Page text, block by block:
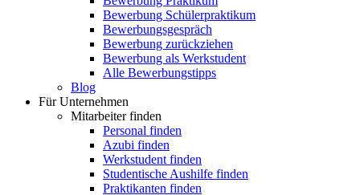
Bewerbung Schülerpraktikum
Bewerbungsgespräch
Bewerbung zurückziehen
Bewerbung als Werkstudent
Alle Bewerbungstipps
Blog
Für Unternehmen
Mitarbeiter finden
Personal finden
Azubi finden
Werkstudent finden
Studentische Aushilfe finden
Praktikanten finden